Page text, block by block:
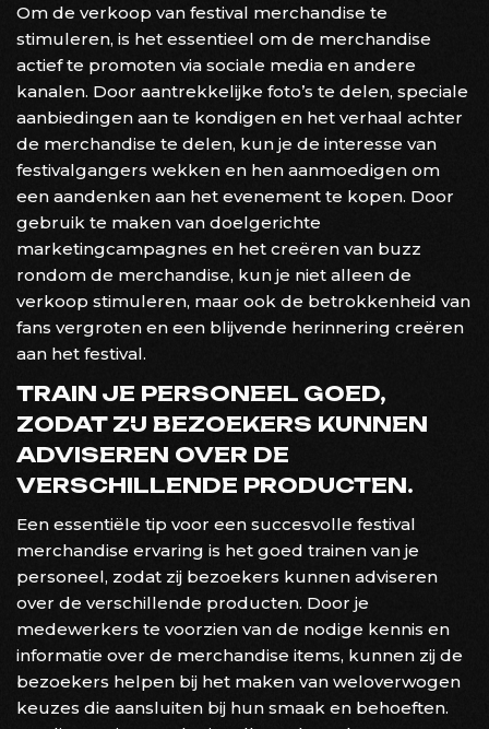
Om de verkoop van festival merchandise te
stimuleren, is het essentieel om de merchandise
actief te promoten via sociale media en andere
kanalen. Door aantrekkelijke foto’s te delen, speciale
aanbiedingen aan te kondigen en het verhaal achter
de merchandise te delen, kun je de interesse van
festivalgangers wekken en hen aanmoedigen om
een aandenken aan het evenement te kopen. Door
gebruik te maken van doelgerichte
marketingcampagnes en het creëren van buzz
rondom de merchandise, kun je niet alleen de
verkoop stimuleren, maar ook de betrokkenheid van
fans vergroten en een blijvende herinnering creëren
aan het festival.
TRAIN JE PERSONEEL GOED,
ZODAT ZIJ BEZOEKERS KUNNEN
ADVISEREN OVER DE
VERSCHILLENDE PRODUCTEN.
Een essentiële tip voor een succesvolle festival
merchandise ervaring is het goed trainen van je
personeel, zodat zij bezoekers kunnen adviseren
over de verschillende producten. Door je
medewerkers te voorzien van de nodige kennis en
informatie over de merchandise items, kunnen zij de
bezoekers helpen bij het maken van weloverwogen
keuzes die aansluiten bij hun smaak en behoeften.